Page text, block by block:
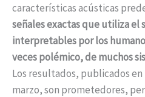
características acústicas
señales exactas que utiliza el
interpretables por los
veces polémico, de muchos
Los resultados, publicados
marzo, son prometedores,